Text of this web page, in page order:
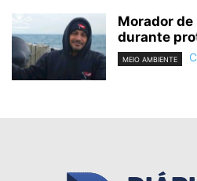
Morador de
durante
MEIO AMBIENTE